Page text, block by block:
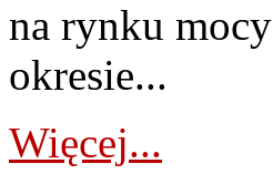
na rynku
okresie...
Więcej...